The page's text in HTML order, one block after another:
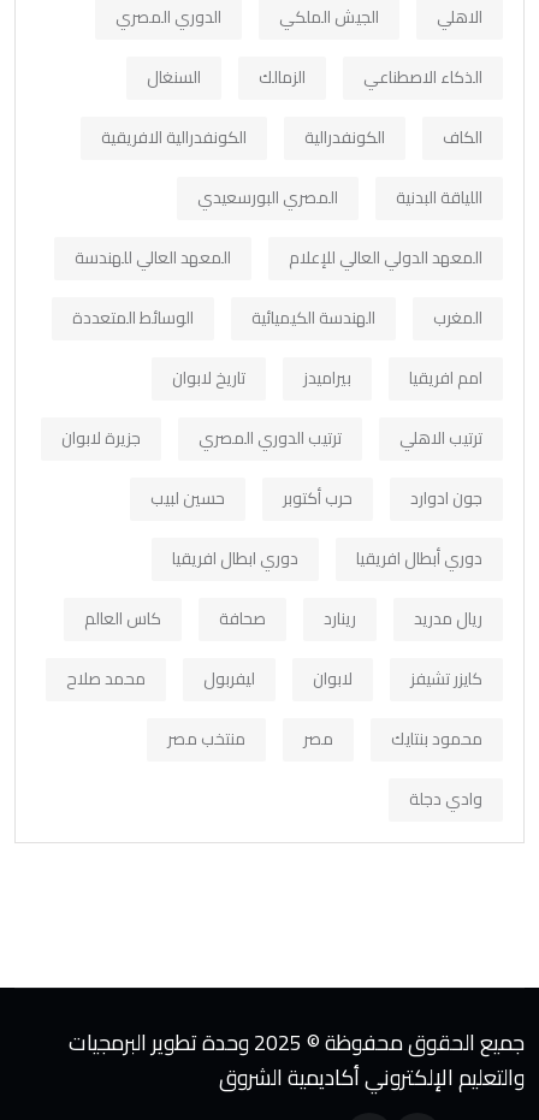
الاهلي
الجيش الملكي
الدوري المصري
الذكاء الاصطناعي
الزمالك
السنغال
الكاف
الكونفدرالية
الكونفدرالية الافريقية
اللياقة البدنية
المصري البورسعيدي
المعهد الدولي العالي للإعلام
المعهد العالي للهندسة
المغرب
الهندسة الكيميائية
الوسائط المتعددة
امم افريقيا
بيراميدز
تاريخ لابوان
ترتيب الاهلي
ترتيب الدوري المصري
جزيرة لابوان
جون ادوارد
حرب أكتوبر
حسين لبيب
دوري أبطال افريقيا
دوري ابطال افريقيا
ريال مدريد
رينارد صحافة
كاس العالم
كايزر تشيفز
لابوان ليفربول
محمد صلاح
محمود بنتايك
مصر
منتخب مصر
وادي دجلة
جميع الحقوق محفوظة © 2025 وحدة تطوير البرمجيات
والتعليم الإلكتروني أكاديمية الشروق